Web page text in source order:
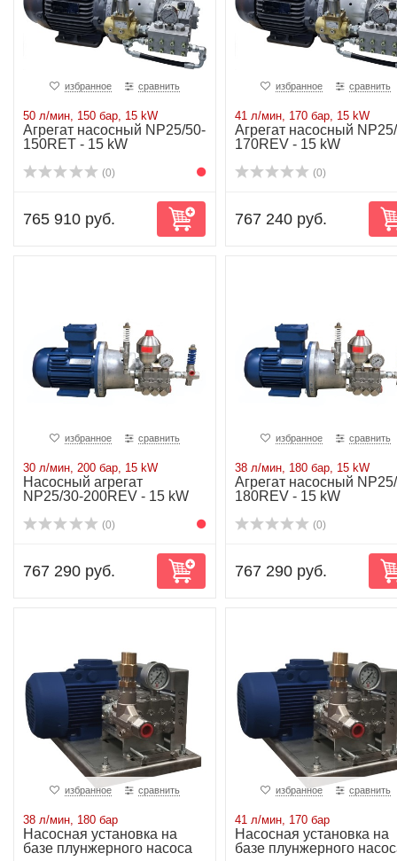
избранное сравнить
50 л/мин, 150 бар, 15 kW
Агрегат насосный NP25/50-
150RET - 15 kW
(0)
765 910 руб.
избранное сравнить
41 л/мин, 170 бар, 15 kW
Агрегат насосный
170REV - 15 kW
(0)
767 240 руб.
избранное сравнить
30 л/мин, 200 бар, 15 kW
Насосный агрегат
NP25/30-200REV - 15 kW
(0)
767 290 руб.
избранное сравнить
38 л/мин, 180 бар, 15 kW
Агрегат насосный
180REV - 15 kW
(0)
767 290 руб.
избранное сравнить
38 л/мин, 180 бар
Насосная установка на
базе плунжерного насоса
избранное сравнить
41 л/мин, 170 бар
Насосная установка на
базе плунжерного